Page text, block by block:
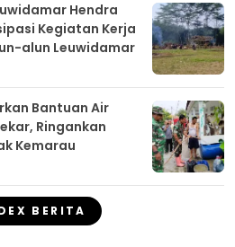
Hendra
Kegiatan Kerja
alun Leuwidamar
Bantuan Air
Ringankan
Kemarau
BERITA